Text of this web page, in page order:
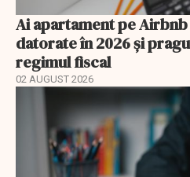
Ai apartament pe
datorate în 2026 și
regimul fiscal
02 AUGUST 2026